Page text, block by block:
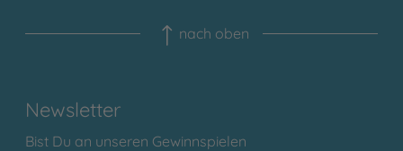
nach oben
Newsletter
Bist Du an unseren Gewinnspielen